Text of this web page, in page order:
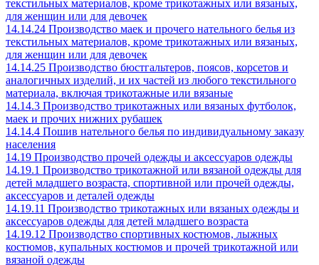
текстильных материалов, кроме трикотажных или вязаных,
для женщин или для девочек
14.14.24 Производство маек и прочего нательного белья из
текстильных материалов, кроме трикотажных или вязаных,
для женщин или для девочек
14.14.25 Производство бюстгальтеров, поясов, корсетов и
аналогичных изделий, и их частей из любого текстильного
материала, включая трикотажные или вязаные
14.14.3 Производство трикотажных или вязаных футболок,
маек и прочих нижних рубашек
14.14.4 Пошив нательного белья по индивидуальному заказу
населения
14.19 Производство прочей одежды и аксессуаров одежды
14.19.1 Производство трикотажной или вязаной одежды для
детей младшего возраста, спортивной или прочей одежды,
аксессуаров и деталей одежды
14.19.11 Производство трикотажных или вязаных одежды и
аксессуаров одежды для детей младшего возраста
14.19.12 Производство спортивных костюмов, лыжных
костюмов, купальных костюмов и прочей трикотажной или
вязаной одежды